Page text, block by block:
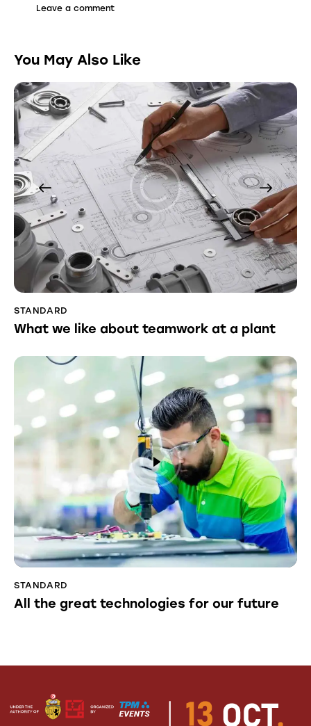
You May Also Like
STANDARD
What we like about teamwork at a plant
STANDARD
All the great technologies for our future